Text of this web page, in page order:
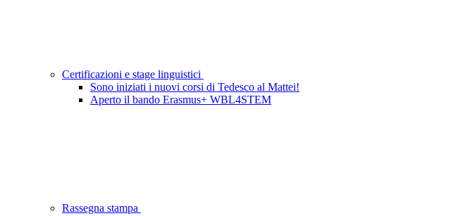
Certificazioni e stage linguistici
Sono iniziati i nuovi corsi di Tedesco al Mattei!
Aperto il bando Erasmus+ WBL4STEM
Rassegna stampa